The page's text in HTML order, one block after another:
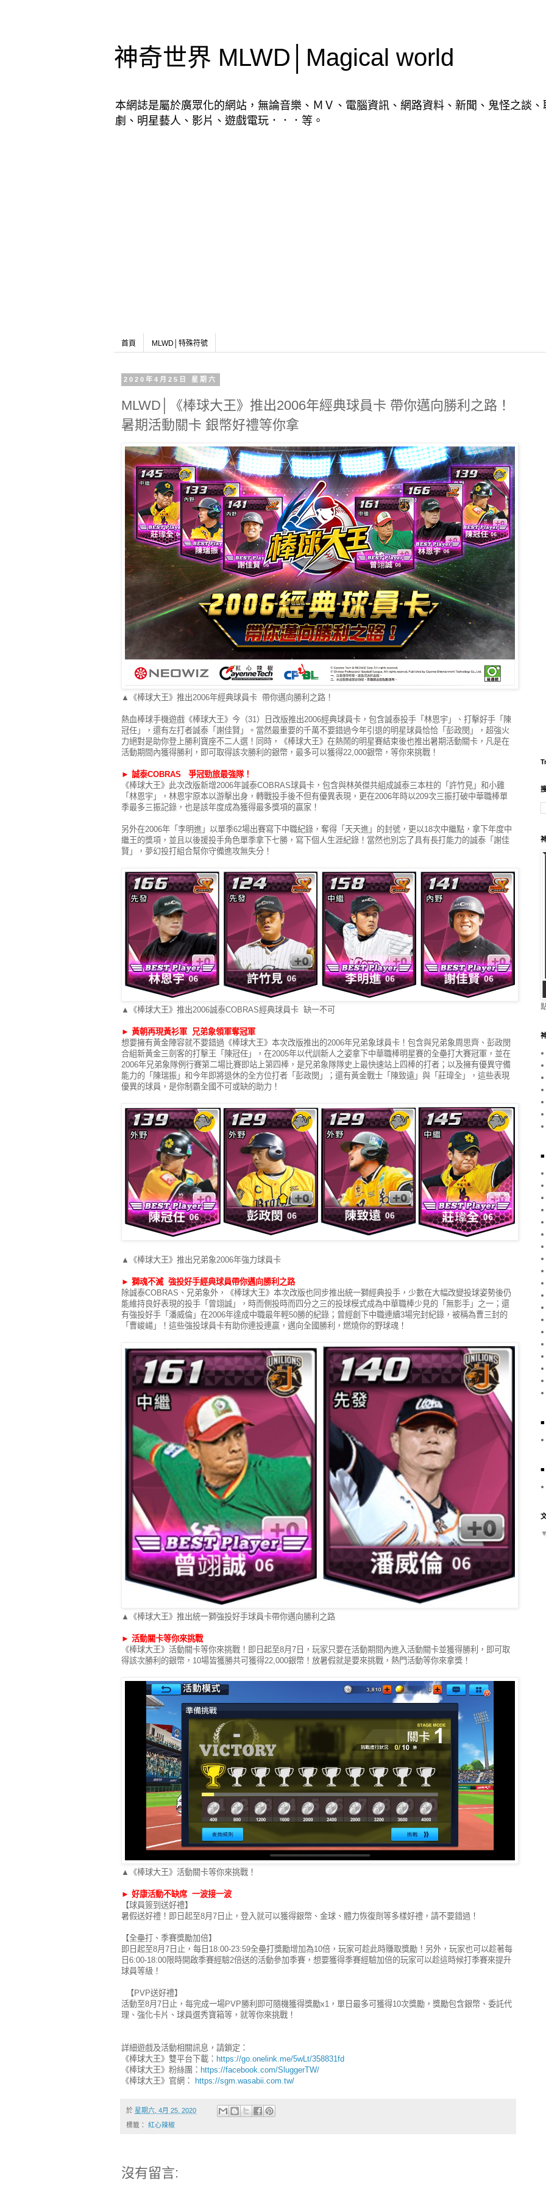
神奇世界 MLWD│Magical world
本網誌是屬於廣眾化的網站，無論音樂、ＭＶ、電腦資訊、網路資料、新聞、鬼怪之談
劇、明星藝人、影片、遊戲電玩．．．等。
首頁 MLWD│特殊符號
2020年4月25日 星期六
MLWD│《棒球大王》推出2006年經典球員卡 帶你邁向勝利之路！
暑期活動關卡 銀幣好禮等你拿
▲《棒球大王》推出2006年經典球員卡 帶你邁向勝利之路！
熱血棒球手機遊戲《棒球大王》今（31）日改版推出2006經典球員卡，包含誠泰投手「林恩宇」、打擊好手「陳
冠任」，還有左打者誠泰「謝佳賢」。當然最重要的千萬不要錯過今年引退的明星球員恰恰「彭政閔」，超強火
力絕對是助你登上勝利寶座不二人選！同時，《棒球大王》在熱鬧的明星賽結束後也推出暑期活動關卡，凡是在
活動期間內獲得勝利，即可取得該次勝利的銀幣，最多可以獲得22,000銀幣，等你來挑戰！
► 誠泰COBRAS 爭冠勁旅最強隊！
《棒球大王》此次改版新增2006年誠泰COBRAS球員卡，包含與林英傑共組成誠泰三本柱的「許竹見」和小雞
「林恩宇」，林恩宇原本以游擊出身，轉戰投手後不但有優異表現，更在2006年時以209次三振打破中華職棒單
季最多三振記錄，也是該年度成為獲得最多獎項的贏家！
另外在2006年「李明進」以單季62場出賽寫下中職紀錄，奪得「天天進」的封號，更以18次中繼點，拿下年度中
繼王的獎項，並且以後援投手角色單季拿下七勝，寫下個人生涯紀錄！當然也別忘了具有長打能力的誠泰「謝佳
賢」，夢幻投打組合幫你守備進攻無失分！
▲《棒球大王》推出2006誠泰COBRAS經典球員卡 缺一不可
► 黃朝再現黃衫軍 兄弟象領軍奪冠軍
想要擁有黃金陣容就不要錯過《棒球大王》本次改版推出的2006年兄弟象球員卡！包含與兄弟象周思齊、彭政閔
合組新黃金三劍客的打擊王「陳冠任」，在2005年以代訓新人之姿拿下中華職棒明星賽的全壘打大賽冠軍，並在
2006年兄弟象隊例行賽第二場比賽即站上第四棒，是兄弟象隊隊史上最快速站上四棒的打者；以及擁有優異守備
能力的「陳瑞振」和今年即將退休的全方位打者「彭政閔」；還有黃金戰士「陳致遠」與「莊瑋全」，這些表現
優異的球員，是你制霸全國不可或缺的助力！
▲《棒球大王》推出兄弟象2006年強力球員卡
► 獅魂不滅 強投好手經典球員帶你邁向勝利之路
除誠泰COBRAS、兄弟象外，《棒球大王》本次改版也同步推出統一獅經典投手，少數在大幅改變投球姿勢後仍
能維持良好表現的投手「曾翊誠」，時而側投時而四分之三的投球模式成為中華職棒少見的「無影手」之一；還
有強投好手「潘威倫」在2006年達成中職最年輕50勝的紀錄；曾經創下中職連續3場完封紀錄，被稱為曹三封的
「曹峻崵」！這些強投球員卡有助你連投連贏，邁向全國勝利，燃燒你的野球魂！
▲《棒球大王》推出統一獅強投好手球員卡帶你邁向勝利之路
► 活動關卡等你來挑戰
《棒球大王》活動關卡等你來挑戰！即日起至8月7日，玩家只要在活動期間內進入活動關卡並獲得勝利，即可取
得該次勝利的銀幣，10場皆獲勝共可獲得22,000銀幣！放暑假就是要來挑戰，熱門活動等你來拿獎！
▲《棒球大王》活動關卡等你來挑戰！
► 好康活動不缺席 一波接一波
【球員簽到送好禮】
暑假送好禮！即日起至8月7日止，登入就可以獲得銀幣、金球、體力恢復劑等多樣好禮，請不要錯過！
【全壘打、季賽獎勵加倍】
即日起至8月7日止，每日18:00-23:59全壘打獎勵增加為10倍，玩家可趁此時賺取獎勵！另外，玩家也可以趁著每
日6:00-18:00限時開啟季賽經驗2倍送的活動參加季賽，想要獲得季賽經驗加倍的玩家可以趁這時候打季賽來提升
球員等級！
【PVP送好禮】
活動至8月7日止，每完成一場PVP勝利即可隨機獲得獎勵x1，單日最多可獲得10次獎勵，獎勵包含銀幣、委託代
理、強化卡片、球員選秀寶箱等，就等你來挑戰！
詳細遊戲及活動相關訊息，請鎖定：
《棒球大王》雙平台下載： https://go.onelink.me/5wLt/358831fd
《棒球大王》粉絲團： https://facebook.com/SluggerTW/
《棒球大王》官網：
https://sgm.wasabii.com.tw/
於 星期六, 4月 25, 2020
標籤： 紅心辣椒
沒有留言:
■
■
■